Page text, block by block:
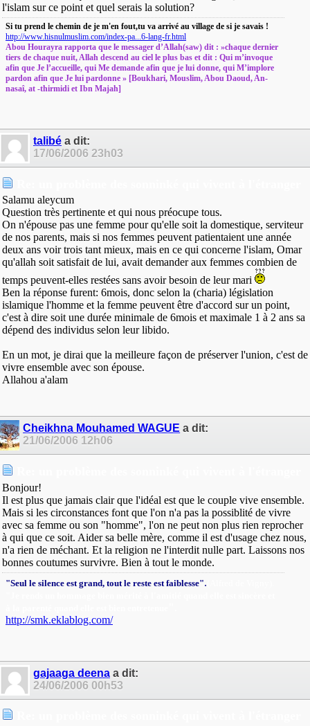
l'islam sur ce point et quel serais la solution?
Si tu prend le chemin de je m'en fout,tu va arrivé au village de si je savais !
http://www.hisnulmuslim.com/index-pa...6-lang-fr.html
Abou Hourayra rapporta que le messager d’Allah(saw) dit : »chaque dernier
tiers de chaque nuit, Allah descend au ciel le plus bas et dit : Qui m’invoque
afin que Je l’accueille, qui Me demande afin que je lui donne, qui M’implore
pardon afin que Je lui pardonne » [Boukhari, Mouslim, Abou Daoud, An-
nasaî, at -thirmidi et Ibn Majah]
talibé a dit:
17/06/2006 23h03
Salamu aleycum
Question très pertinente et qui nous préocupe tous.
On n'épouse pas une femme pour qu'elle soit la domestique, serviteur
de nos parents, mais si nos femmes peuvent patientaient une année
deux ans voir trois tant mieux, mais en ce qui concerne l'islam, Omar
qu'allah soit satisfait de lui, avait demander aux femmes combien de
temps peuvent-elles restées sans avoir besoin de leur mari
Ben la réponse furent: 6mois, donc selon la (charia) législation
islamique l'homme et la femme peuvent être d'accord sur un point,
c'est à dire soit une durée minimale de 6mois et maximale 1 à 2 ans sa
dépend des individus selon leur libido.
En un mot, je dirai que la meilleure façon de préserver l'union, c'est de
vivre ensemble avec son épouse.
Allahou a'alam
Cheikhna Mouhamed WAGUE a dit:
21/06/2006 12h06
Bonjour!
Il est plus que jamais clair que l'idéal est que le couple vive ensemble.
Mais si les circonstances font que l'on n'a pas la possiblité de vivre
avec sa femme ou son "homme", l'on ne peut non plus rien reprocher
à qui que ce soit. Aider sa belle mère, comme il est d'usage chez nous,
n'a rien de méchant. Et la religion ne l'interdit nulle part. Laissons nos
bonnes coutumes survivre. Bien à tout le monde.
"Seul le silence est grand, tout le reste est faiblesse".
http://smk.eklablog.com/
gajaaga deena a dit:
24/06/2006 00h53